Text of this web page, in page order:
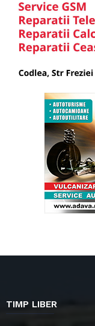
TIMP LIBER